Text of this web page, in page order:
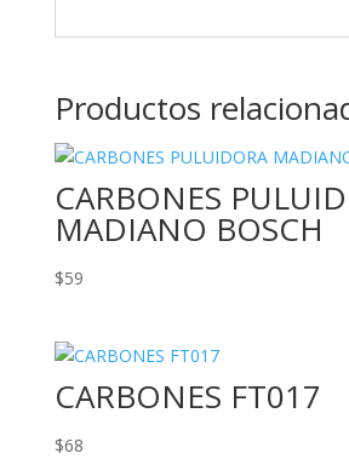
Productos
CARBONES
MADIANO BOSCH
$59
CARBONES FT017
$68